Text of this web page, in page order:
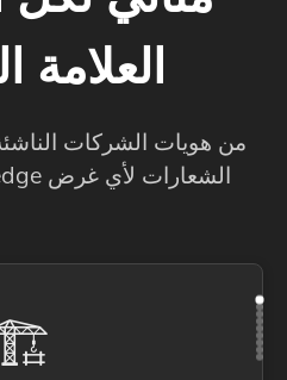
العلامة
من هويات الشركات
للشركات، تعزز Artedge الشعارات لأي غرض